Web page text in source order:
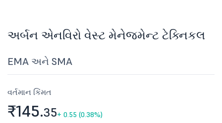
અર્બન એનવિરો વેસ્ટ મેનેજમેન્ટ ટેક્નિકલ
EMA અને SMA
વર્તમાન કિંમત
₹145.35+ 0.55 (0.38%)